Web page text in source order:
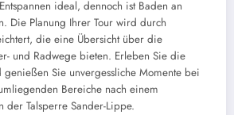
ideal, dennoch ist Baden an
Die Planung Ihrer Tour wird durch
die eine Übersicht über die
und Radwege bieten. Erleben Sie die
Sie unvergessliche Momente bei
Bereiche nach einem
der Talsperre Sander-Lippe.